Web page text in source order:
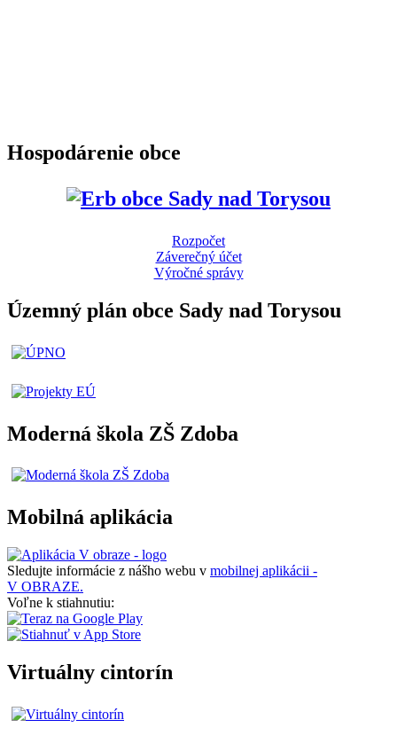
Hospodárenie obce
Rozpočet
Záverečný účet
Výročné správy
Územný plán obce Sady nad Torysou
Moderná škola ZŠ Zdoba
Mobilná aplikácia
Sledujte informácie z nášho webu v mobilnej aplikácii -
V OBRAZE.
Voľne k stiahnutiu:
Virtuálny cintorín